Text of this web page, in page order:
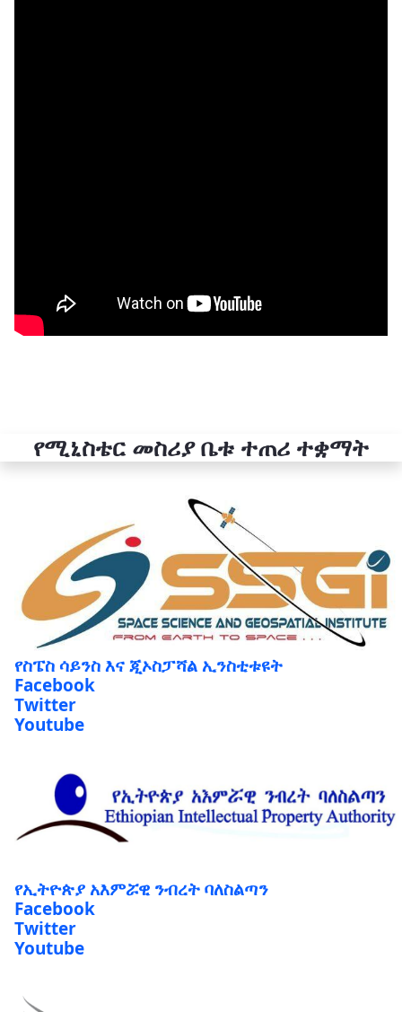
የሚኒስቴር መስሪያ ቤቱ ተጠሪ ተቋማት
የስፔስ ሳይንስ እና ጂኦስፓሻል ኢንስቲቱዩት
Facebook
Twitter
Youtube
የኢትዮጵያ አእምሯዊ ንብረት ባለስልጣን
Facebook
Twitter
Youtube